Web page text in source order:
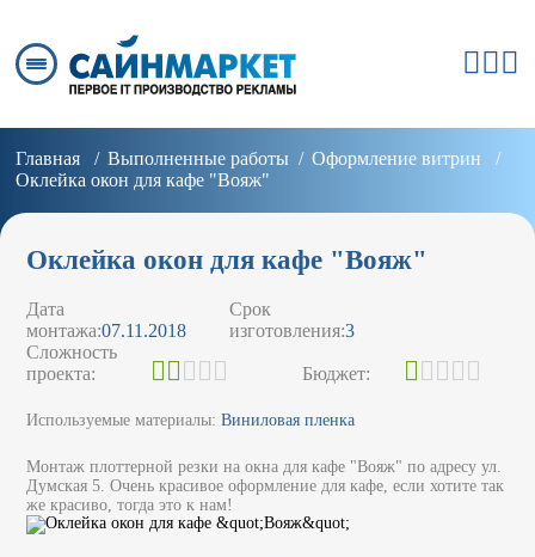
Главная Выполненные работы
Оформление витрин
Оклейка окон для кафе "Вояж"
Оклейка окон для кафе "Вояж"
Дата
монтажа:07.11.2018
Срок
изготовления:3
Сложность
проекта:
Бюджет:
Используемые материалы: Виниловая пленка
Монтаж плоттерной резки на окна для кафе "Вояж" по адресу ул.
Думская 5. Очень красивое оформление для кафе, если хотите так
же красиво, тогда это к нам!